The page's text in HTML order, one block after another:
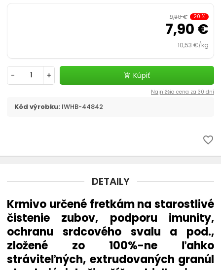
Hrebene, kartáče, nožničky
9,90 € 20 %
7,90 €
10,53 €/kg
- + add_shopping_cart Kúpiť
Najnižšia cena za 30 dní
Kód výrobku: IWHB-44842
favorite_border
DETAILY
Krmivo určené fretkám na starostlivé
čistenie zubov, podporu imunity,
ochranu srdcového svalu a pod.,
zložené zo 100%-ne ľahko
stráviteľných, extrudovaných granúl